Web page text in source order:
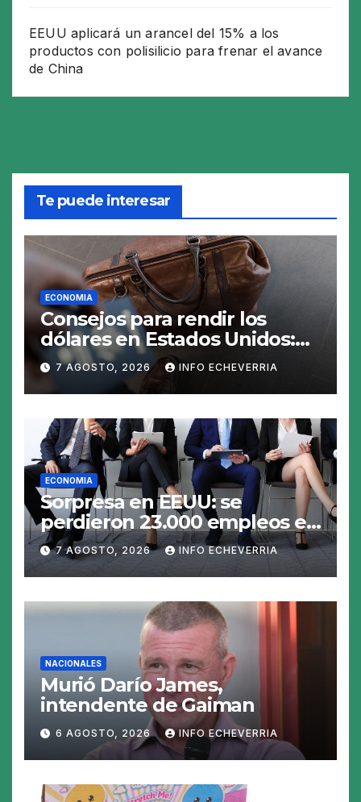
EEUU aplicará un arancel del 15% a los
productos con polisilicio para frenar el avance
de China
Te puede interesar
ECONOMIA
Consejos para rendir los
dólares en Estados Unidos:
claves para no gastar de más
en el viaje
7 AGOSTO, 2026 INFO ECHEVERRIA
ECONOMIA
Sorpresa en EEUU: se
perdieron 23.000 empleos en
julio y el mercado recalcula
las perspectivas para las
tasas
7 AGOSTO, 2026 INFO ECHEVERRIA
NACIONALES
Murió Darío James,
intendente de Gaiman
6 AGOSTO, 2026 INFO ECHEVERRIA